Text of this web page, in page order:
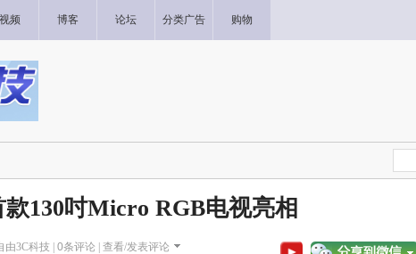
视频 博客 论坛 分类广告 购物
130吋Micro RGB电视亮相
3C科技 | 0条评论 | 查看/发表评论